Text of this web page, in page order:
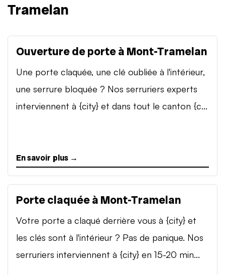
Tramelan
Ouverture de porte à Mont-Tramelan
Une porte claquée, une clé oubliée à l'intérieur,
une serrure bloquée ? Nos serruriers experts
interviennent à {city} et dans tout le canton {c...
En savoir plus →
Porte claquée à Mont-Tramelan
Votre porte a claqué derrière vous à {city} et
les clés sont à l'intérieur ? Pas de panique. Nos
serruriers interviennent à {city} en 15-20 min...